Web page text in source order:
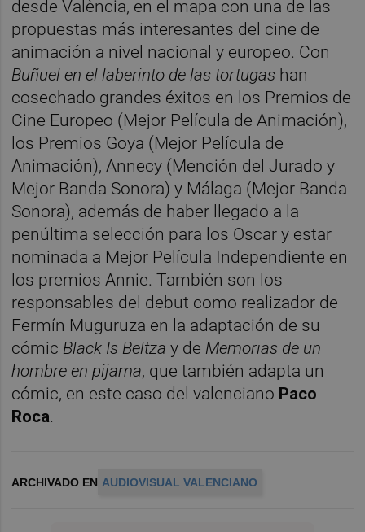
desde València, en el mapa con una de las
propuestas más interesantes del cine de
animación a nivel nacional y europeo. Con
Buñuel en el laberinto de las tortugas han
cosechado grandes éxitos en los Premios de
Cine Europeo (Mejor Película de Animación),
los Premios Goya (Mejor Película de
Animación), Annecy (Mención del Jurado y
Mejor Banda Sonora) y Málaga (Mejor Banda
Sonora), además de haber llegado a la
penúltima selección para los Oscar y estar
nominada a Mejor Película Independiente en
los premios Annie. También son los
responsables del debut como realizador de
Fermín Muguruza en la adaptación de su
cómic Black Is Beltza y de Memorias de un
hombre en pijama, que también adapta un
cómic, en este caso del valenciano Paco
Roca.
ARCHIVADO EN AUDIOVISUAL VALENCIANO